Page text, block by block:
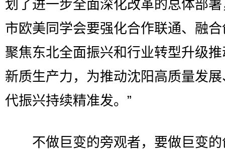
划了进一步全面深化改革的总体部
市欧美同学会要强化合作联通、融
聚焦东北全面振兴和行业转型升级
新质生产力，为推动沈阳高质量发
代振兴持续精准发。”
不做巨变的旁观者，要做巨变的